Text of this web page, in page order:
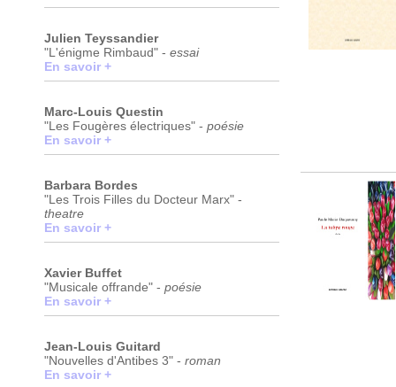
Julien Teyssandier
"L'énigme Rimbaud" - essai
En savoir +
Marc-Louis Questin
"Les Fougères électriques" - poésie
En savoir +
Barbara Bordes
"Les Trois Filles du Docteur Marx" -
theatre
En savoir +
Xavier Buffet
"Musicale offrande" - poésie
En savoir +
Jean-Louis Guitard
"Nouvelles d'Antibes 3" - roman
En savoir +